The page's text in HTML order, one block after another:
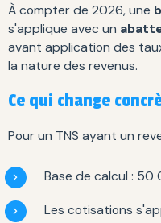
À compter de 2026, une
s'applique avec un
avant application des
la nature des revenus.
Ce qui change
Pour un TNS ayant un
Base de calcul : 50
Les cotisations